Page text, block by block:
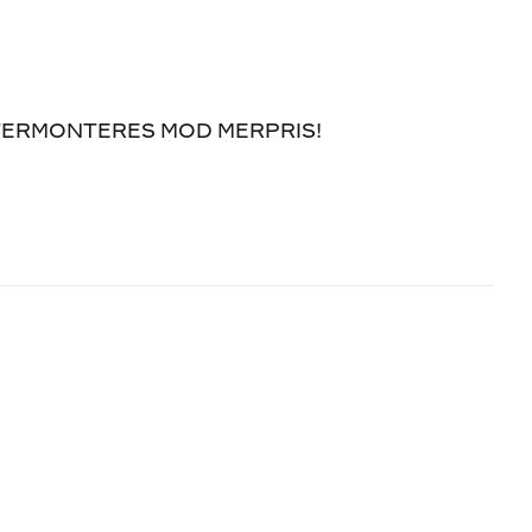
MOD MERPRIS!